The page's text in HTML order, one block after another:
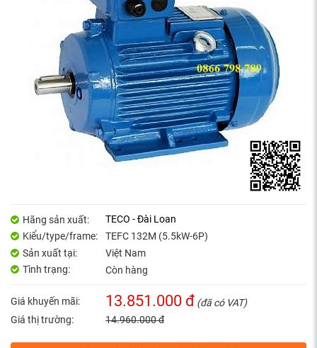
Hãng sản xuất:
TECO - Đài Loan
Kiểu/type/frame:
TEFC 132M (5.5kW-6P)
Sản xuất tại:
Việt Nam
Tình trạng:
Còn hàng
Giá khuyến mãi: 13.851.000 đ (đã có VAT)
Giá thị trường:
14.960.000 đ